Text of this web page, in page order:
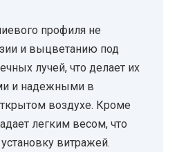
профиля не
и выцветанию под
лучей, что делает их
и надежными в
воздухе. Кроме
легким весом, что
витражей.